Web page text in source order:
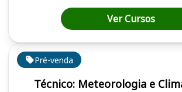
Pré-venda
Técnico: Meteorologia e
Ver Cursos